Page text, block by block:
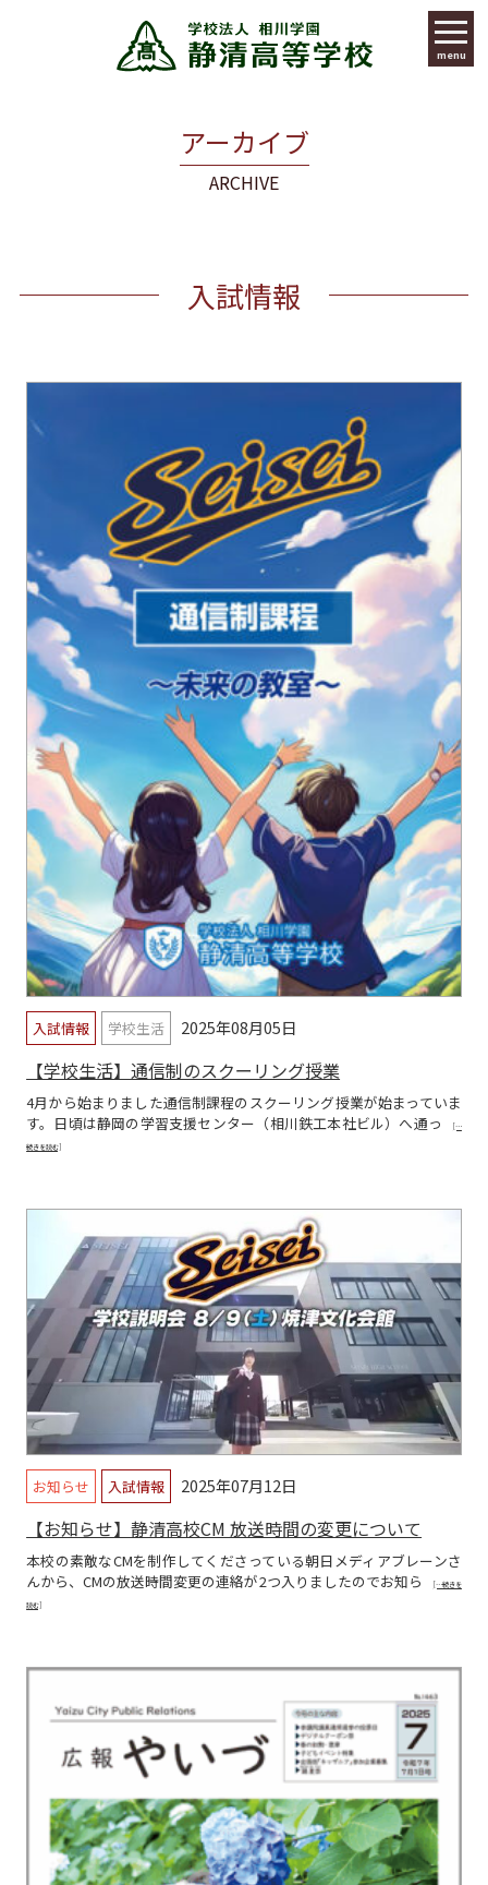
menu
アーカイブ
ARCHIVE
入試情報
入試情報 学校生活 2025年08月05日
【学校生活】通信制のスクーリング授業
4月から始まりました通信制課程のスクーリング授業が始まっていま
す。日頃は静岡の学習支援センター（相川鉄工本社ビル）へ通っ
[…
続きを読む]
お知らせ 入試情報 2025年07月12日
【お知らせ】静清高校CM 放送時間の変更について
本校の素敵なCMを制作してくださっている朝日メディアブレーンさ
んから、CMの放送時間変更の連絡が2つ入りましたのでお知ら
[…続きを
読む]